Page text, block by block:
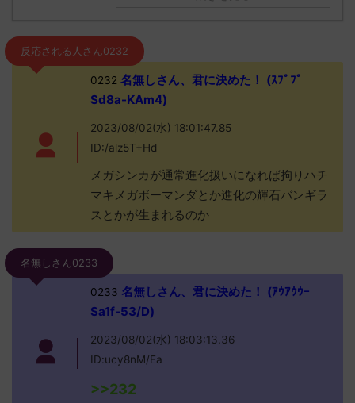
反応される人さん0232
0232 名無しさん、君に決めた！ (ｽﾌﾟﾌﾟ
Sd8a-KAm4)
2023/08/02(水) 18:01:47.85
ID:/alz5T+Hd
メガシンカが通常進化扱いになれば拘りハチ
マキメガボーマンダとか進化の輝石バンギラ
スとかが生まれるのか
名無しさん0233
0233 名無しさん、君に決めた！ (ｱｳｱｳｳｰ
Sa1f-53/D)
2023/08/02(水) 18:03:13.36
ID:ucy8nM/Ea
>>232